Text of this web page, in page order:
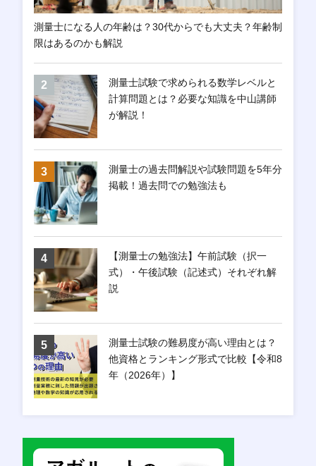
測量士になる人の年齢は？30代からでも大丈夫？年齢制
限はあるのかも解説
測量士試験で求められる数学レベルと
計算問題とは？必要な知識を中山講師
が解説！
測量士の過去問解説や試験問題を5年分
掲載！過去問での勉強法も
【測量士の勉強法】午前試験（択一
式）・午後試験（記述式）それぞれ解
説
測量士試験の難易度が高い理由とは？
他資格とランキング形式で比較【令和8
年（2026年）】